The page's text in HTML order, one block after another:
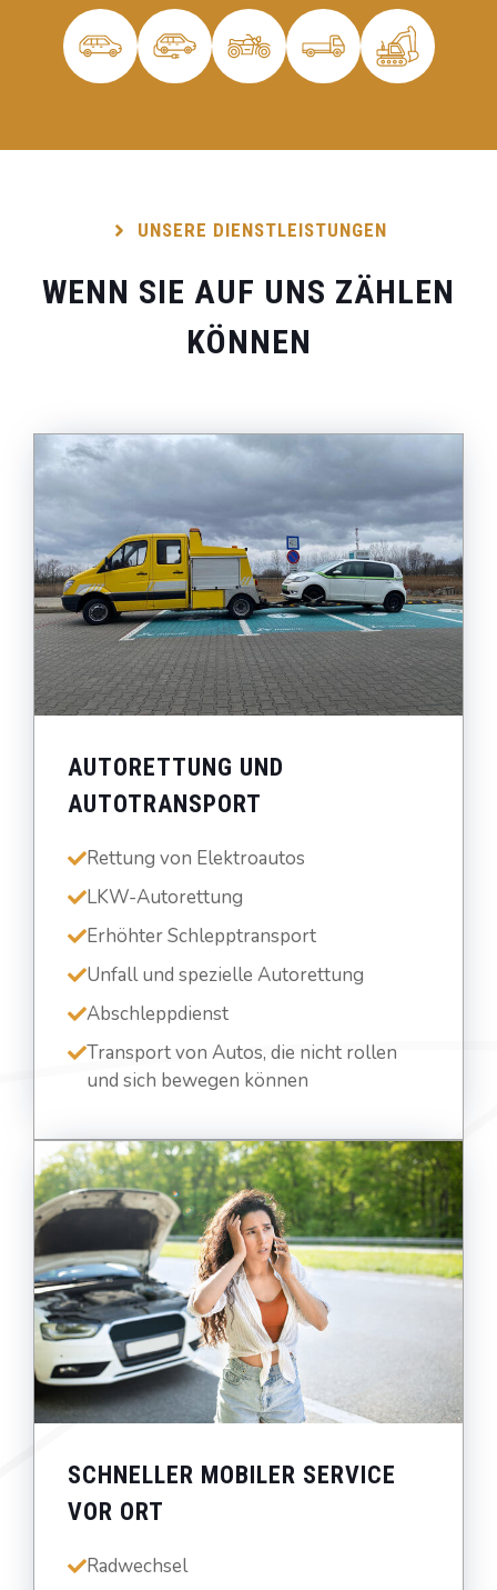
UNSERE DIENSTLEISTUNGEN
WENN SIE AUF UNS ZÄHLEN
KÖNNEN
AUTORETTUNG UND
AUTOTRANSPORT
Rettung von Elektroautos
LKW-Autorettung
Erhöhter Schlepptransport
Unfall und spezielle Autorettung
Abschleppdienst
Transport von Autos, die nicht rollen
und sich bewegen können
SCHNELLER MOBILER SERVICE
VOR ORT
Radwechsel